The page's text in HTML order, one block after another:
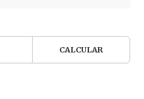
CALCULAR